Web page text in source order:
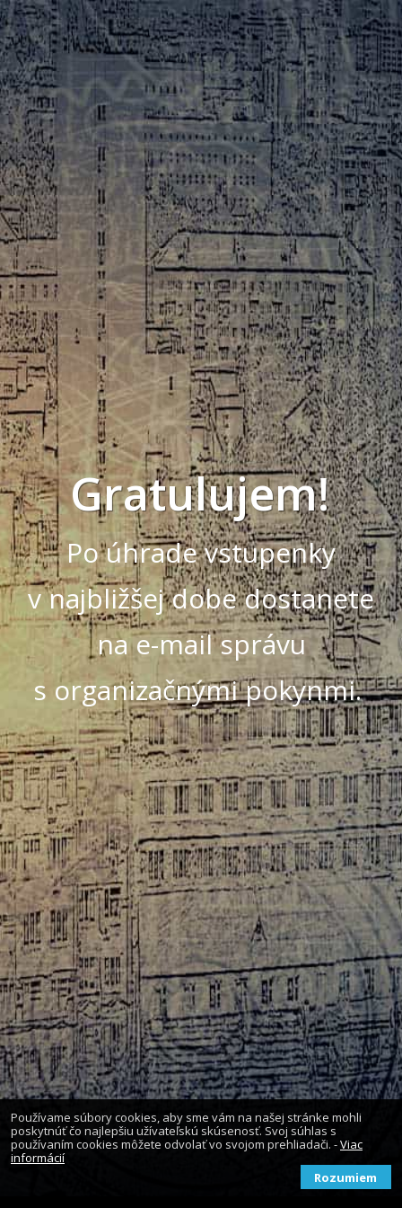
Gratulujem!
Po úhrade vstupenky
v najbližšej dobe dostanete
na e-mail správu
s organizačnými pokynmi.
Používame súbory cookies, aby sme vám na našej stránke mohli
poskytnúť čo najlepšiu užívateľskú skúsenosť. Svoj súhlas s
používaním cookies môžete odvolať vo svojom prehliadači. -Viac
informácií
Rozumiem